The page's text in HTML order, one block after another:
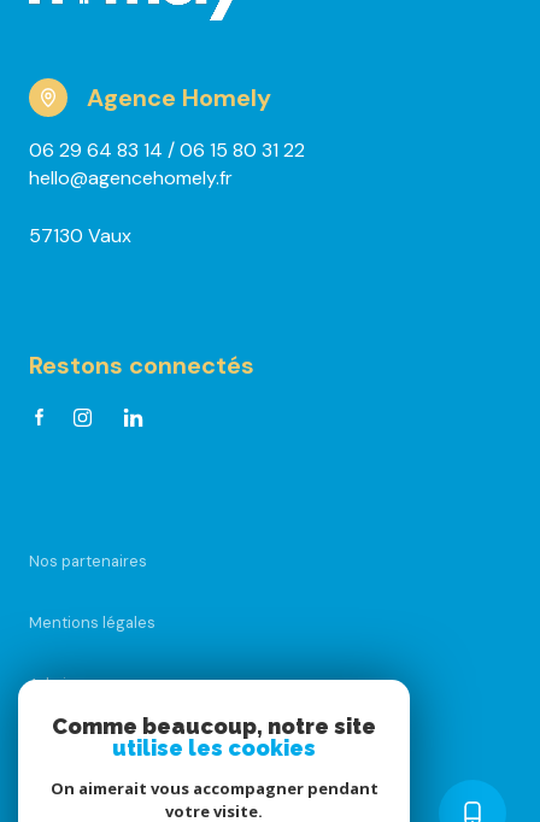
Agence Homely
06 29 64 83 14 / 06 15 80 31 22
hello@agencehomely.fr
57130 Vaux
Restons connectés
Nos partenaires
Mentions légales
Admin
Nos honoraires
Comme beaucoup, notre site
utilise les cookies
On aimerait vous accompagner pendant
votre visite.